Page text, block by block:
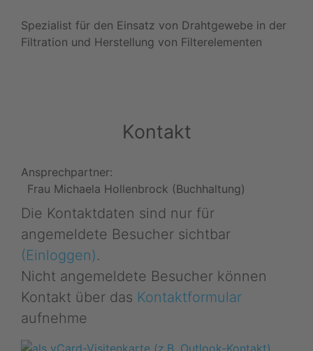
Spezialist für den Einsatz von Drahtgewebe in der
Filtration und Herstellung von Filterelementen
Kontakt
Ansprechpartner:
Frau Michaela Hollenbrock (Buchhaltung)
Die Kontaktdaten sind nur für
angemeldete Besucher sichtbar
(Einloggen).
Nicht angemeldete Besucher können
Kontakt über das Kontaktformular
aufnehme